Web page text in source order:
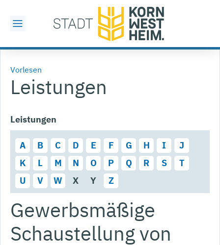
Vorlesen
Leistungen
Leistungen
A B C D E F G H I
J
K
L M N O P Q R S
T
U
V W X Y Z
Gewerbsmäßige
Schaustellung von